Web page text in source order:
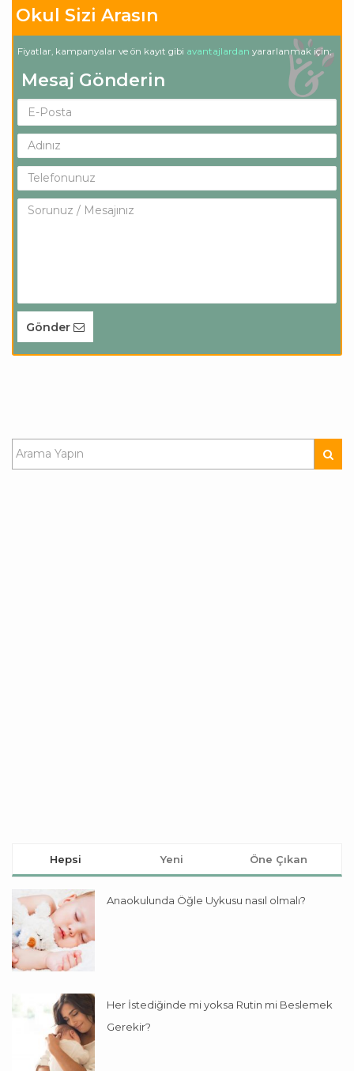
Okul Sizi Arasın
Fiyatlar, kampanyalar ve ön kayıt gibi avantajlardan yararlanmak için;
Mesaj Gönderin
Gönder
Hepsi Yeni Öne Çıkan
Anaokulunda Öğle Uykusu nasıl olmalı?
Her İstediğinde mi yoksa Rutin mi Beslemek
Gerekir?